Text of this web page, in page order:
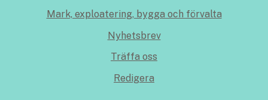
Mark, exploatering, bygga och förvalta
Nyhetsbrev
Träffa oss
Redigera